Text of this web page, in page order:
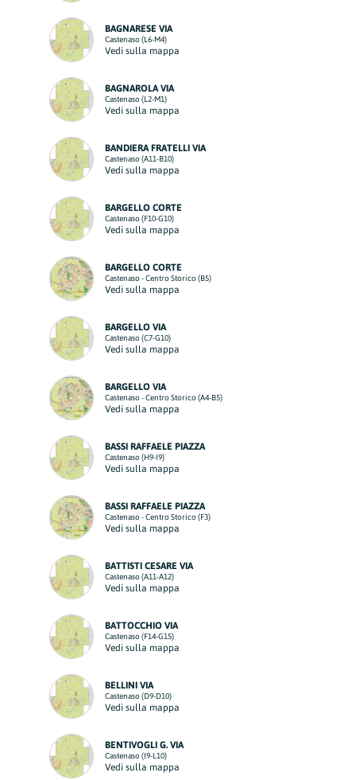
BAGNARESE VIA
Castenaso (L6-M4)
Vedi sulla mappa
BAGNAROLA VIA
Castenaso (L2-M1)
Vedi sulla mappa
BANDIERA FRATELLI VIA
Castenaso (A11-B10)
Vedi sulla mappa
BARGELLO CORTE
Castenaso (F10-G10)
Vedi sulla mappa
BARGELLO CORTE
Castenaso - Centro Storico (B5)
Vedi sulla mappa
BARGELLO VIA
Castenaso (C7-G10)
Vedi sulla mappa
BARGELLO VIA
Castenaso - Centro Storico (A4-B5)
Vedi sulla mappa
BASSI RAFFAELE PIAZZA
Castenaso (H9-I9)
Vedi sulla mappa
BASSI RAFFAELE PIAZZA
Castenaso - Centro Storico (F3)
Vedi sulla mappa
BATTISTI CESARE VIA
Castenaso (A11-A12)
Vedi sulla mappa
BATTOCCHIO VIA
Castenaso (F14-G15)
Vedi sulla mappa
BELLINI VIA
Castenaso (D9-D10)
Vedi sulla mappa
BENTIVOGLI G. VIA
Castenaso (I9-L10)
Vedi sulla mappa